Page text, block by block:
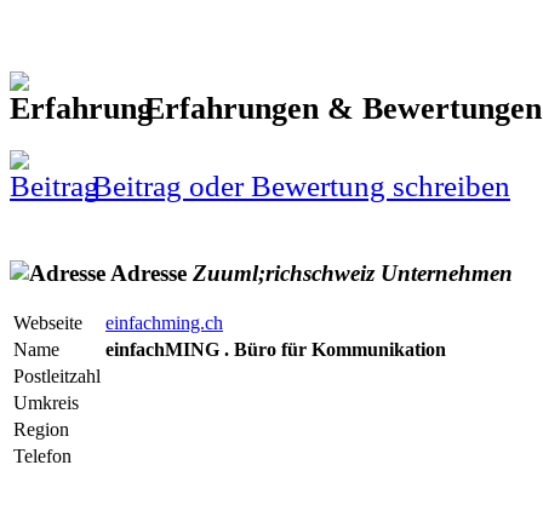
Erfahrungen &
Beitrag oder Bewertung schreiben
Adresse Zuuml;richschweiz Unternehmen
Webseite
einfachming.ch
Name
einfachMING . Büro für Kommunikation
Postleitzahl
Umkreis
Region
Telefon